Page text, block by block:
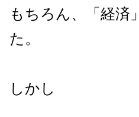
もちろん、「経済
た。
しかし